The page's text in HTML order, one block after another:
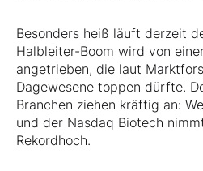
Besonders heiß läuft derzeit
Halbleiter-Boom wird von
angetrieben, die laut
Dagewesene toppen dürfte.
Branchen ziehen kräftig an:
und der Nasdaq Biotech
Rekordhoch.